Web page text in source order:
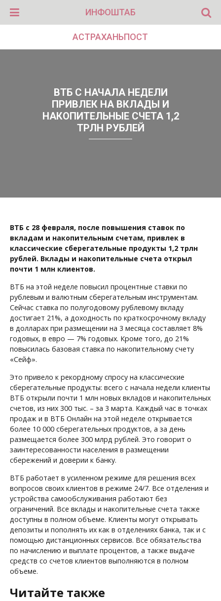
ИНФОШТАБ
АСТРАХАНЬПОСТ
ВТБ С НАЧАЛА НЕДЕЛИ
ПРИВЛЕК НА ВКЛАДЫ И
НАКОПИТЕЛЬНЫЕ СЧЕТА 1,2
ТРЛН РУБЛЕЙ
ВТБ с 28 февраля, после повышения ставок по
вкладам и накопительным счетам, привлек в
классические сберегательные продукты 1,2 трлн
рублей. Вклады и накопительные счета открыл
почти 1 млн клиентов.
ВТБ на этой неделе повысил процентные ставки по
рублевым и валютным сберегательным инструментам.
Сейчас ставка по полугодовому рублевому вкладу
достигает 21%, а доходность по краткосрочному вкладу
в долларах при размещении на 3 месяца составляет 8%
годовых, в евро — 7% годовых. Кроме того, до 21%
повысилась базовая ставка по накопительному счету
«Сейф».
Это привело к рекордному спросу на классические
сберегательные продукты: всего с начала недели клиенты
ВТБ открыли почти 1 млн новых вкладов и накопительных
счетов, из них 300 тыс. – за 3 марта. Каждый час в точках
продаж и в ВТБ Онлайн на этой неделе открывается
более 10 000 сберегательных продуктов, а за день
размещается более 300 млрд рублей. Это говорит о
заинтересованности населения в размещении
сбережений и доверии к банку.
ВТБ работает в усиленном режиме для решения всех
вопросов своих клиентов в режиме 24/7. Все отделения и
устройства самообслуживания работают без
ограничений. Все вклады и накопительные счета также
доступны в полном объеме. Клиенты могут открывать
депозиты и пополнять их как в отделениях банка, так и с
помощью дистанционных сервисов. Все обязательства
по начислению и выплате процентов, а также выдаче
средств со счетов клиентов выполняются в полном
объеме.
Читайте также